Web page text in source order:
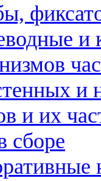
и
и
и их
сборе